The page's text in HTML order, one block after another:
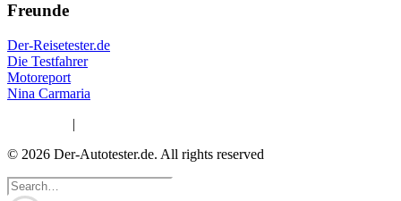
Freunde
Der-Reisetester.de
Die Testfahrer
Motoreport
Nina Carmaria
|
© 2026 Der-Autotester.de. All rights reserved